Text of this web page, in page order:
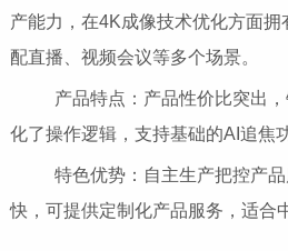
产能力，在4K成像技术优化方面
配直播、视频会议等多个场景。
产品特点：产品性价比突出，
化了操作逻辑，支持基础的AI追焦
特色优势：自主生产把控产品
快，可提供定制化产品服务，适合